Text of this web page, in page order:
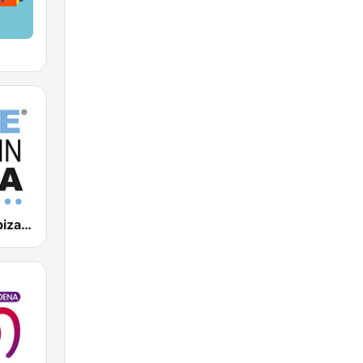
Blue Marlin Ibiza Radio